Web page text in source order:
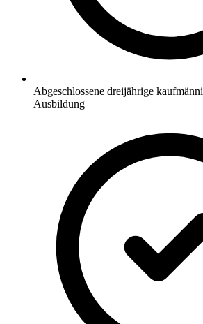
Abgeschlossene dreijährige
Ausbildung